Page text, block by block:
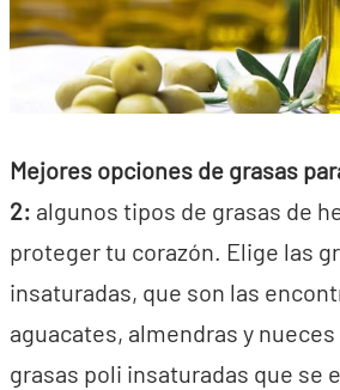
Mejores opciones de grasas
2: algunos tipos de grasas de
proteger tu corazón. Elige las
insaturadas, que son las
aguacates, almendras y
grasas poli insaturadas que se